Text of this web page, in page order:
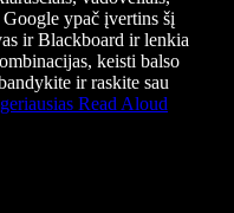
ypač įvertins šį
ir Blackboard ir lenkia
keisti balso
ir raskite sau
Read Aloud